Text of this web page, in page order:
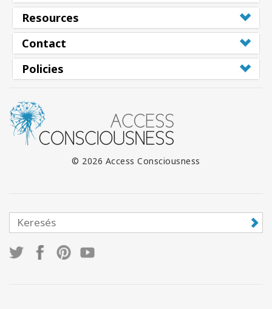
Resources
Contact
Policies
© 2026 Access Consciousness